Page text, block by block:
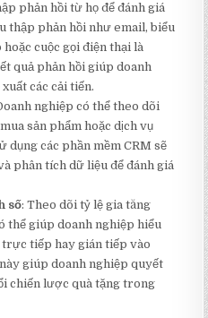
phản hồi từ họ để đánh giá
thập phản hồi như email, biểu
cuộc gọi điện thại là
quả phản hồi giúp doanh
các cải tiến.
nghiệp có thể theo dõi
sản phẩm hoặc dịch vụ
dụng các phần mềm CRM sẽ
phân tích dữ liệu để đánh giá
số: Theo dõi tỷ lệ gia tăng
thể giúp doanh nghiệp hiểu
tiếp hay gián tiếp vào
giúp doanh nghiệp quyết
chiến lược quà tặng trong